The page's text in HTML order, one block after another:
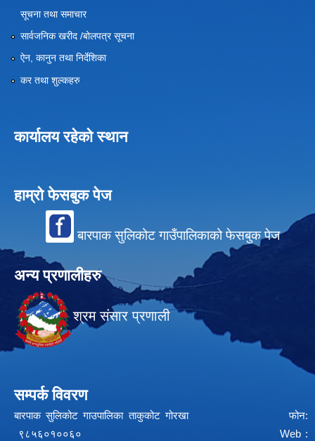
सूचना तथा समाचार
सार्वजनिक खरीद /बोलपत्र सूचना
ऐन, कानुन तथा निर्देशिका
कर तथा शुल्कहरु
कार्यालय रहेको स्थान
हाम्रो फेसबुक पेज
बारपाक सुलिकोट गाउँपालिकाको फेसबुक पेज
अन्य प्रणालीहरु
श्रम संसार प्रणाली
सम्पर्क विवरण
बारपाक सुलिकोट गाउपालिका ताकुकोट गोरखा फोन:
९८५६०१००६० Web :